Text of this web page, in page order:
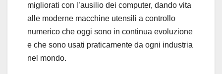
migliorati con l’ausilio dei computer, dando vita
alle moderne macchine utensili a controllo
numerico che oggi sono in continua evoluzione
e che sono usati praticamente da ogni industria
nel mondo.